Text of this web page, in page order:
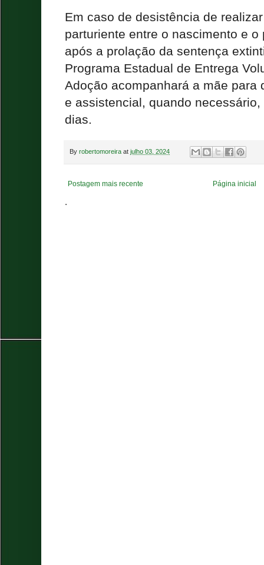
Em caso de desistência de
parturiente entre o nascimento e
após a prolação da sentença
Programa Estadual de Entrega
Adoção acompanhará a mãe para
e assistencial, quando
dias.
By robertomoreira at julho 03, 2024
Postagem mais recente Página inicial
.